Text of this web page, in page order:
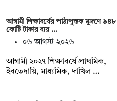
আগামী শিক্ষাবর্ষের পাঠ্যপুস্তক মুদ্রণে ৯৪৮
কোটি টাকার ব্যয় …
০৬ আগস্ট ২০২৬
আগামী ২০২৭ শিক্ষাবর্ষে প্রাথমিক,
ইবতেদায়ি, মাধ্যমিক, দাখিল …